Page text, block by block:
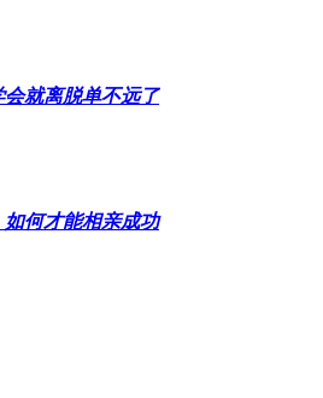
就离脱单不远了
何才能相亲成功